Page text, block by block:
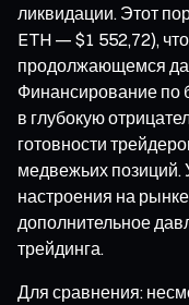
ликвидации. Этот
ETH — $1 552,72),
продолжающемся
Финансирование по
в глубокую
готовности
медвежьих
настроения на
дополнительное
трейдинга.
Для сравнения: